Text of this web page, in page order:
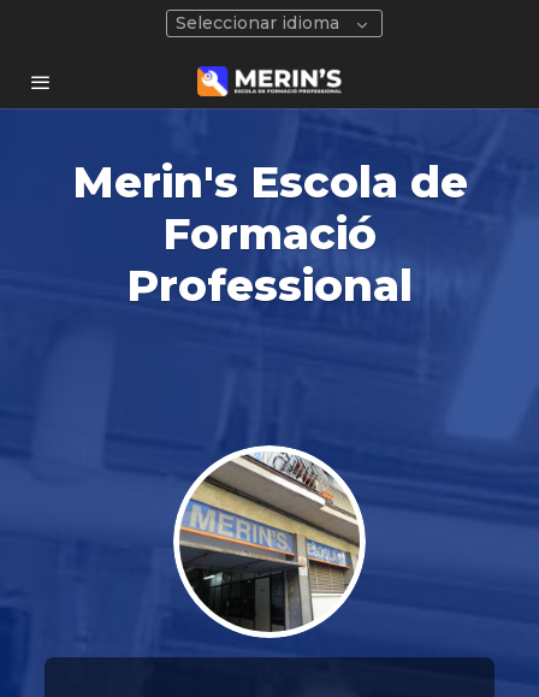
Seleccionar idioma
Merin's Escola de
Formació
Professional